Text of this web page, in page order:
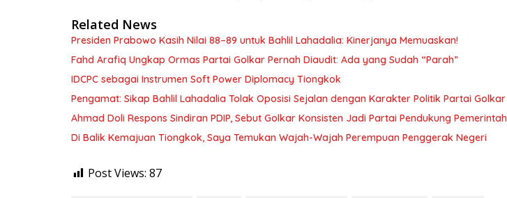
Related News
Presiden Prabowo Kasih Nilai 88–89 untuk Bahlil Lahadalia: Kinerjanya Memuaskan!
Fahd Arafiq Ungkap Ormas Partai Golkar Pernah Diaudit: Ada yang Sudah “Parah”
IDCPC sebagai Instrumen Soft Power Diplomacy Tiongkok
Pengamat: Sikap Bahlil Lahadalia Tolak Oposisi Sejalan dengan Karakter Politik Partai Golkar
Ahmad Doli Respons Sindiran PDIP, Sebut Golkar Konsisten Jadi Partai Pendukung Pemerintah
Di Balik Kemajuan Tiongkok, Saya Temukan Wajah-Wajah Perempuan Penggerak Negeri
Post Views: 87